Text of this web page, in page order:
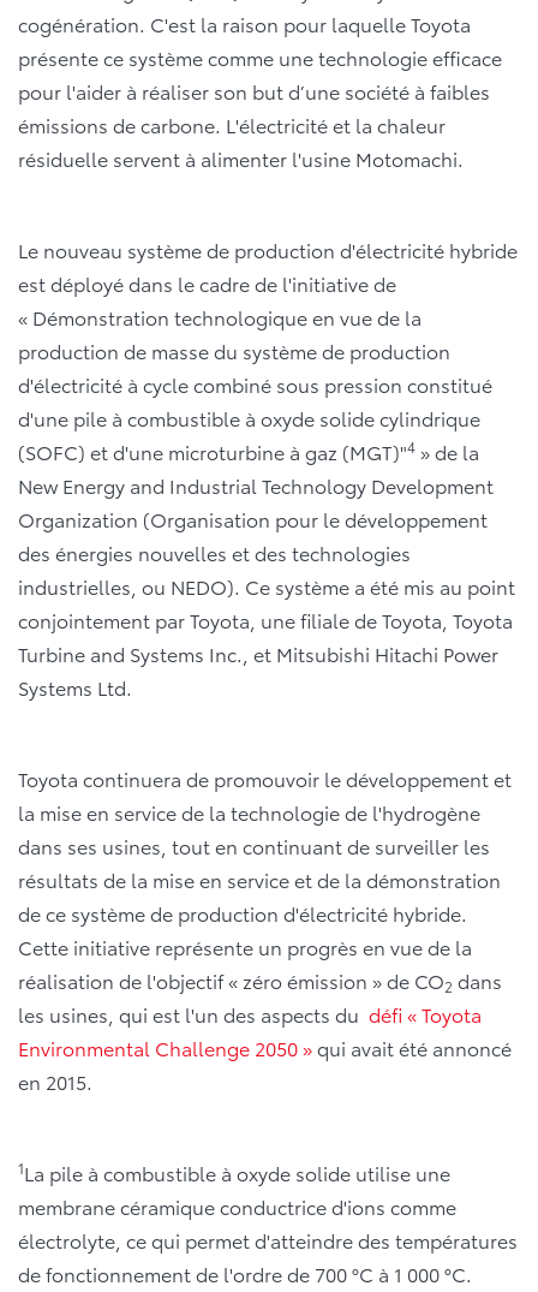
cogénération. C'est la raison pour laquelle Toyota
présente ce système comme une technologie efficace
pour l'aider à réaliser son but d’une société à faibles
émissions de carbone. L'électricité et la chaleur
résiduelle servent à alimenter l'usine Motomachi.
Le nouveau système de production d'électricité hybride
est déployé dans le cadre de l'initiative de
« Démonstration technologique en vue de la
production de masse du système de production
d'électricité à cycle combiné sous pression constitué
d'une pile à combustible à oxyde solide cylindrique
(SOFC) et d'une microturbine à gaz (MGT)"4 » de la
New Energy and Industrial Technology Development
Organization (Organisation pour le développement
des énergies nouvelles et des technologies
industrielles, ou NEDO). Ce système a été mis au point
conjointement par Toyota, une filiale de Toyota, Toyota
Turbine and Systems Inc., et Mitsubishi Hitachi Power
Systems Ltd.
Toyota continuera de promouvoir le développement et
la mise en service de la technologie de l'hydrogène
dans ses usines, tout en continuant de surveiller les
résultats de la mise en service et de la démonstration
de ce système de production d'électricité hybride.
Cette initiative représente un progrès en vue de la
réalisation de l'objectif « zéro émission » de CO2 dans
les usines, qui est l'un des aspects du défi « Toyota
Environmental Challenge 2050 »qui avait été annoncé
en 2015.
1La pile à combustible à oxyde solide utilise une
membrane céramique conductrice d'ions comme
électrolyte, ce qui permet d'atteindre des températures
de fonctionnement de l'ordre de 700 °C à 1 000 °C.